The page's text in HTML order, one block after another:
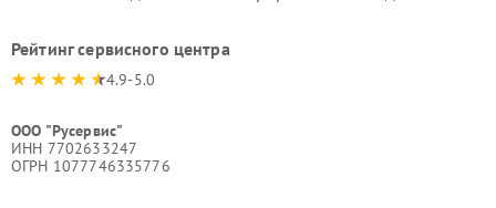
Рейтинг сервисного центра
4.9-5.0
ООО "Русервис"
ИНН 7702633247
ОГРН 1077746335776